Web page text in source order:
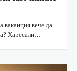
ваканция вече да
Харесали…